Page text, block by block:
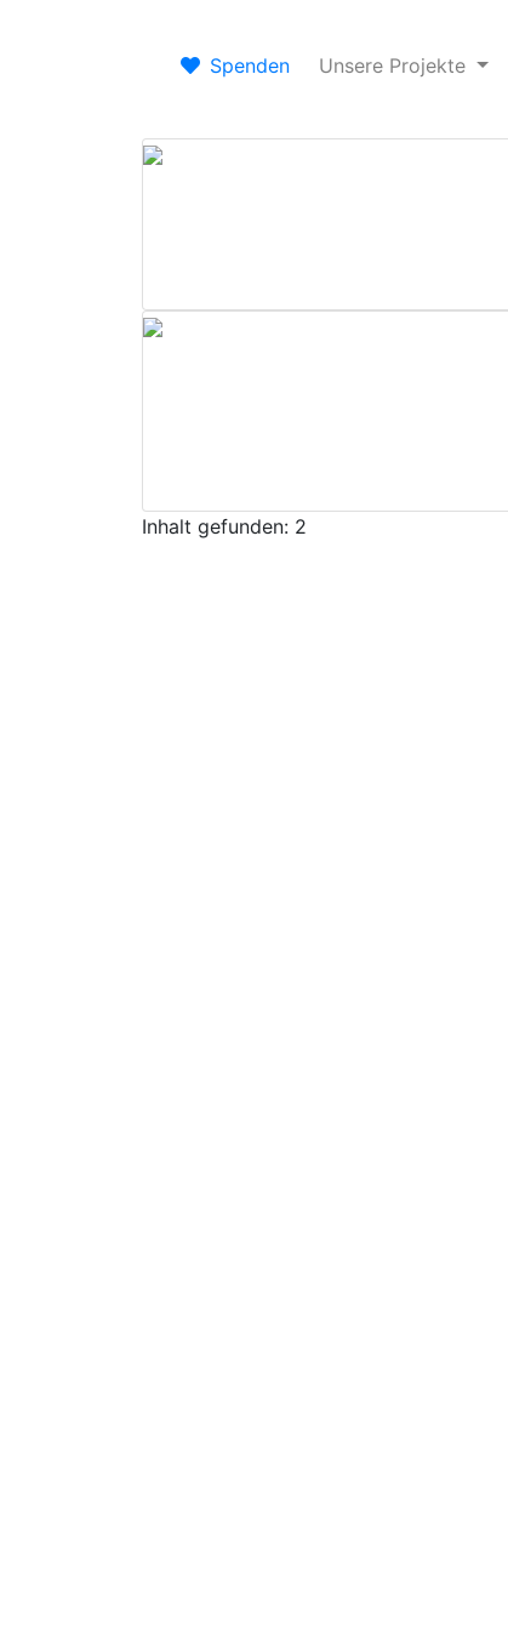
Spenden Unsere Projekte
Inhalt gefunden: 2